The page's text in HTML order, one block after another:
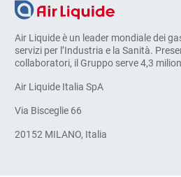
Air Liquide è un leader mondiale dei
servizi per l’Industria e la Sanità.
collaboratori, il Gruppo serve 4,3
Air Liquide Italia SpA
Via Bisceglie 66
20152 MILANO, Italia